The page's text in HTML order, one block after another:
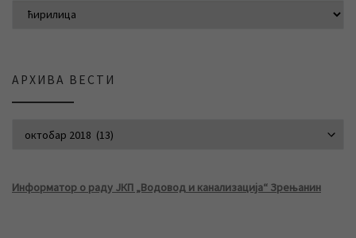
АРХИВА ВЕСТИ
Информатор о раду ЈКП „Водовод и канализација“ Зрењанин